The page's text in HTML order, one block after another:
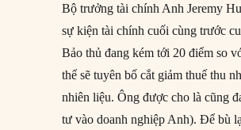
Bộ trưởng tài chính Anh Jeremy
sự kiện tài chính cuối cùng trước
Bảo thủ đang kém tới 20 điểm so
thể sẽ tuyên bố cắt giảm thuế thu
nhiên liệu. Ông được cho là cũng
tư vào doanh nghiệp Anh). Để bù